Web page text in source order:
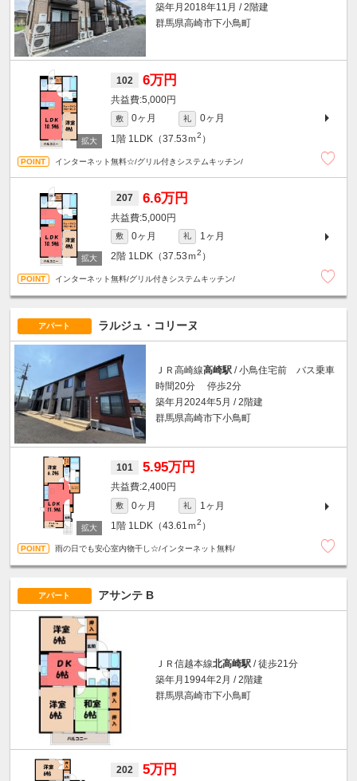
築年月2018年11月 / 2階建
群馬県高崎市下小鳥町
102 6万円
5,000円
敷 0ヶ月 礼
0ヶ月
1階 1LDK（37.53ｍ2 ）
インターネット無料☆/グリル付きシステムキッチン/
207 6.6万円
5,000円
敷 0ヶ月 礼
1ヶ月
2階 1LDK（37.53ｍ2 ）
インターネット無料/グリル付きシステムキッチン/
アパート ラルジュ・コリーヌ
ＪＲ高崎線高崎駅 / 小鳥住宅前 バス乗車
時間20分 停歩2分
築年月2024年5月 / 2階建
群馬県高崎市下小鳥町
101 5.95万円
2,400円
敷 0ヶ月 礼
1ヶ月
1階 1LDK（43.61ｍ2 ）
雨の日でも安心室内物干し☆/インターネット無料/
アパート アサンテ B
ＪＲ信越本線北高崎駅 / 徒歩21分
築年月1994年2月 / 2階建
群馬県高崎市下小鳥町
202 5万円